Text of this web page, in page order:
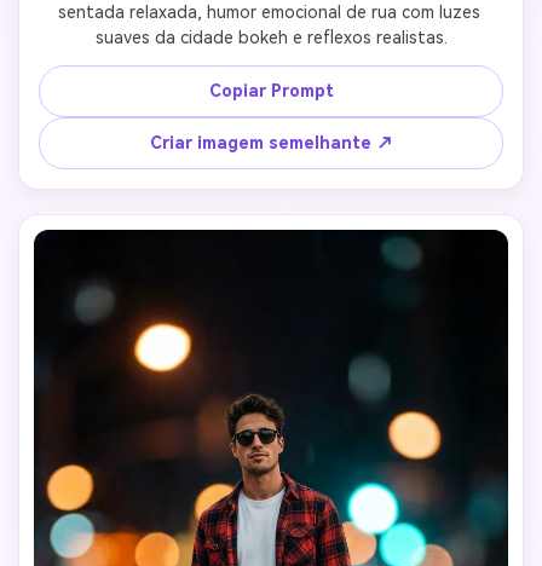
sentada relaxada, humor emocional de rua com luzes
suaves da cidade bokeh e reflexos realistas.
Copiar Prompt
Criar imagem semelhante ↗